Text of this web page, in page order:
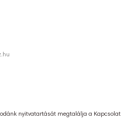
nyitvatartását megtalálja a Kapcsolat